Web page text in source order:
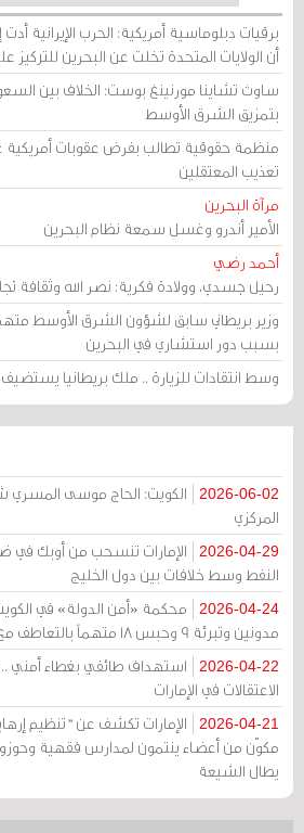
برقيات دبلوماسية أمريكية: الحرب الإيرانية
أن الولايات المتحدة تخلت عن البحرين للتركيز
ساوث تشاينا مورنينغ بوست: الخلاف بين
بتمزيق الشرق الأوسط
منظمة حقوقية تطالب بفرض عقوبات
تعذيب المعتقلين
مرآة البحرين
الأمير أندرو وغسل سمعة نظام البحرين
أحمد رضي
رحيل جسدي، وولادة فكرية: نصر الله وثقافة
وزير بريطاني سابق لشؤون الشرق الأوسط
بسبب دور استشاري في البحرين
وسط انتقادات للزيارة .. ملك بريطانيا
2026-06-02
الكويت: الحاج موسى
المركزي
2026-04-29
الإمارات تنسحب من أوبك في
النفط وسط خلافات بين دول الخليج
2026-04-24
مدونين وتبرئة 9 وحبس 18 متهماً بالتعاطف مع إيران
2026-04-22
استهداف طائفي بغطاء أمني ..
الاعتقالات في الإمارات
2026-04-21
الإمارات تكشف عن "تنظيم
مكوّن من أعضاء ينتمون لمدارس فقهية
يطال الشيعة